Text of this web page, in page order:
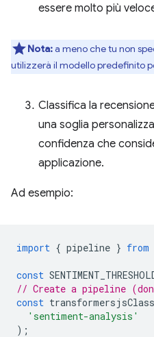
essere molto più
Nota:a meno che tu non
utilizzerà il modello predefinito
Classifica la
una soglia
confidenza che
applicazione.
Ad esempio:
import { pipeline } from
const
// Create a pipeline
const
'sentiment-analysis'
);